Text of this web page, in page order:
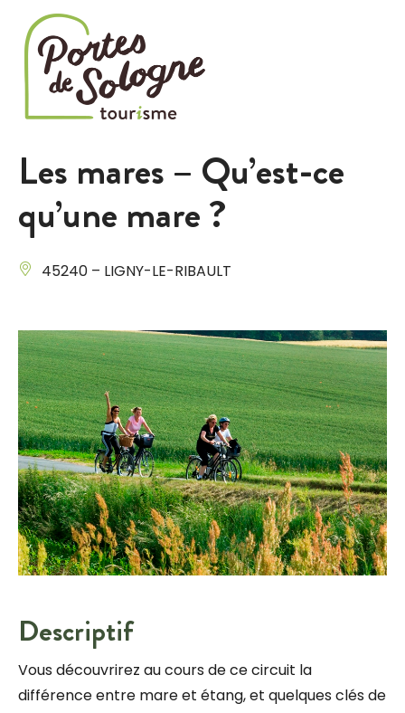
Les mares – Qu’est-ce
qu’une mare ?
45240 – LIGNY-LE-RIBAULT
Descriptif
Vous découvrirez au cours de ce circuit la
différence entre mare et étang, et quelques clés de